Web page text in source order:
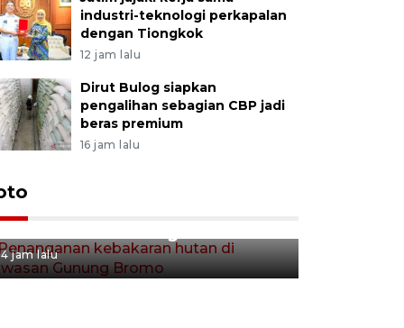
industri-teknologi perkapalan
dengan Tiongkok
12 jam lalu
Dirut Bulog siapkan
pengalihan sebagian CBP jadi
beras premium
16 jam lalu
Penanganan kebakaran hutan
4 jam lalu